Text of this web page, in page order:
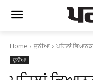
Home ਦੁਨੀਆ ਪਹਿਲਾਂ
ਦੁਨੀਆ